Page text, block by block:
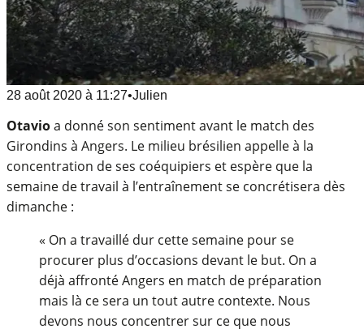
28 août 2020 à 11:27•Julien
Otavioa donné son sentiment avant le match des
Girondins à Angers. Le milieu brésilien appelle à la
concentration de ses coéquipiers et espère que la
semaine de travail à l’entraînement se concrétisera dès
dimanche :
« On a travaillé dur cette semaine pour se
procurer plus d’occasions devant le but. On a
déjà affronté Angers en match de préparation
mais là ce sera un tout autre contexte. Nous
devons nous concentrer sur ce que nous